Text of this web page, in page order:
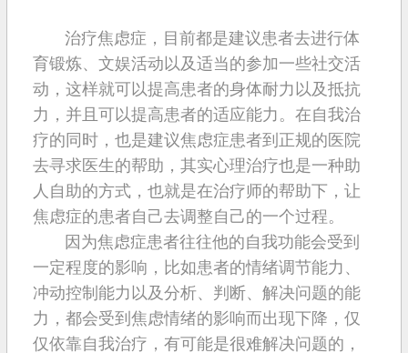
治疗焦虑症，目前都是建议患者去进行体
育锻炼、文娱活动以及适当的参加一些社交活
动，这样就可以提高患者的身体耐力以及抵抗
力，并且可以提高患者的适应能力。在自我治
疗的同时，也是建议焦虑症患者到正规的医院
去寻求医生的帮助，其实心理治疗也是一种助
人自助的方式，也就是在治疗师的帮助下，让
焦虑症的患者自己去调整自己的一个过程。
因为焦虑症患者往往他的自我功能会受到
一定程度的影响，比如患者的情绪调节能力、
冲动控制能力以及分析、判断、解决问题的能
力，都会受到焦虑情绪的影响而出现下降，仅
仅依靠自我治疗，有可能是很难解决问题的，